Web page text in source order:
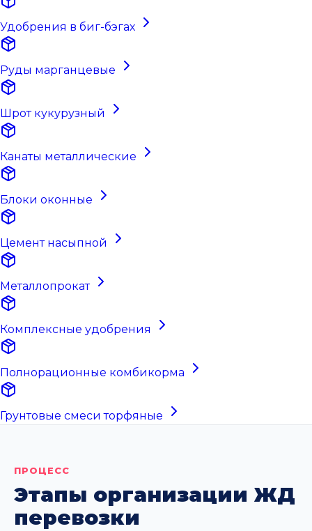
Удобрения в биг-бэгах
Руды марганцевые
Шрот кукурузный
Канаты металлические
Блоки оконные
Цемент насыпной
Металлопрокат
Комплексные удобрения
Полнорационные комбикорма
Грунтовые смеси торфяные
ПРОЦЕСС
Этапы организации ЖД
перевозки